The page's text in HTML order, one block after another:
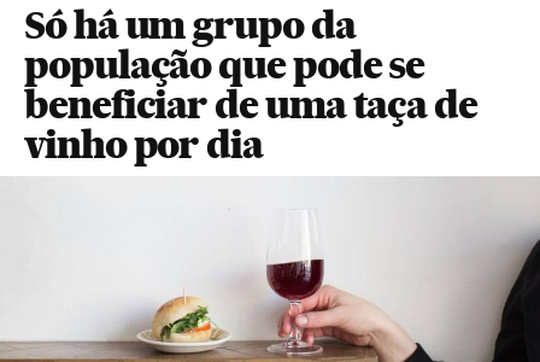
Só há um grupo da
população que pode se
beneficiar de uma taça de
vinho por dia